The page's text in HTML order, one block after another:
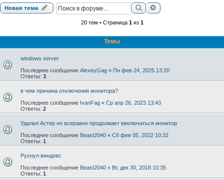
Новая тема ПоискРасширенный поиск
20 тем • Страница 1из 1
Темы
windows server
Последнее сообщение AlexeyGag « Пн фев 24, 2025 13:20
Ответы: 3
в чем причина отключения монитора?
Последнее сообщение IvanFag « Ср апр 26, 2023 13:43
Ответы: 2
Удалил Астер но всеравно продолжает ввключаться монитор
Последнее сообщение Beast2040 « Сб фев 05, 2022 10:32
Ответы: 1
Рухнул виндовс
Последнее сообщение Beast2040 « Вс дек 30, 2018 10:35
Ответы: 1